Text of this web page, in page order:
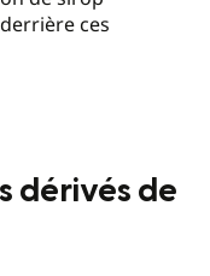
ces
dérivés de